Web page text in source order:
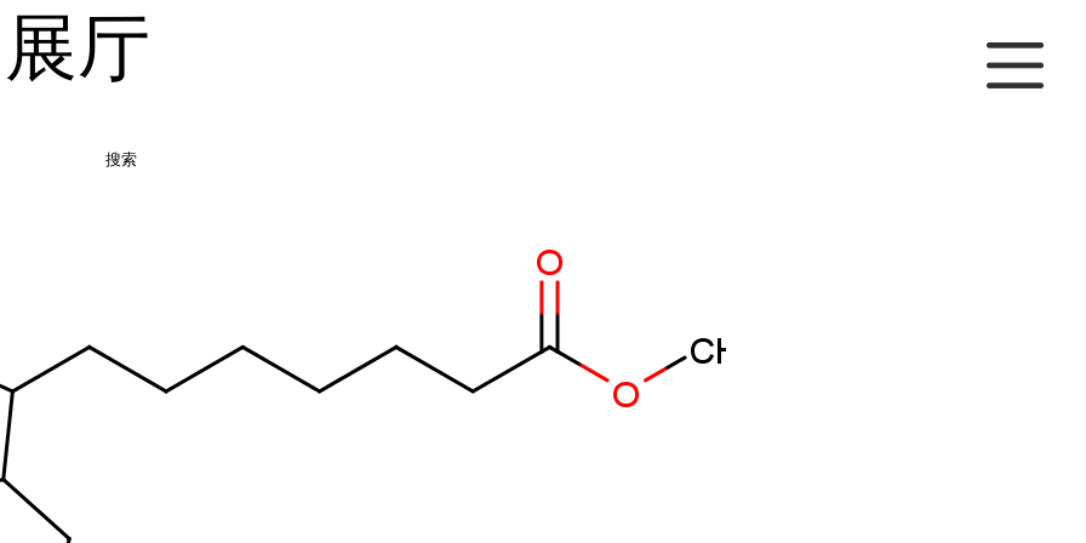
厅
搜索